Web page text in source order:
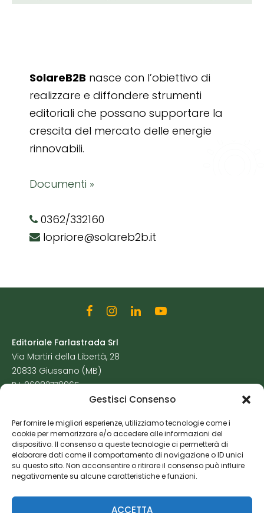
Gestisci Consenso
Per fornire le migliori esperienze, utilizziamo tecnologie come i
cookie per memorizzare e/o accedere alle informazioni del
dispositivo. Il consenso a queste tecnologie ci permetterà di
elaborare dati come il comportamento di navigazione o ID unici
su questo sito. Non acconsentire o ritirare il consenso può influire
negativamente su alcune caratteristiche e funzioni.
ACCETTA
SolareB2B nasce con l’obiettivo di
realizzare e diffondere strumenti
editoriali che possano supportare la
crescita del mercato delle energie
rinnovabili.
Documenti »
0362/332160
lopriore@solareb2b.it
Editoriale Farlastrada Srl
Via Martiri della Libertà, 28
20833 Giussano (MB)
P.I. 06982770965
Cookie Policy
Risorse Aggiuntive